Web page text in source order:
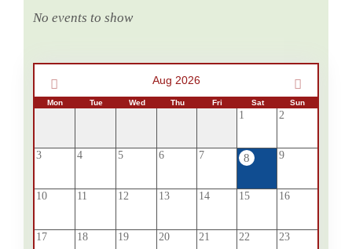
No events to show
Aug 2026
Mon Tue Wed Thu Fri Sat Sun
1 2
3 4 5 6 7 8 9
10 11 12 13 14 15 16
17 18 19 20 21 22 23